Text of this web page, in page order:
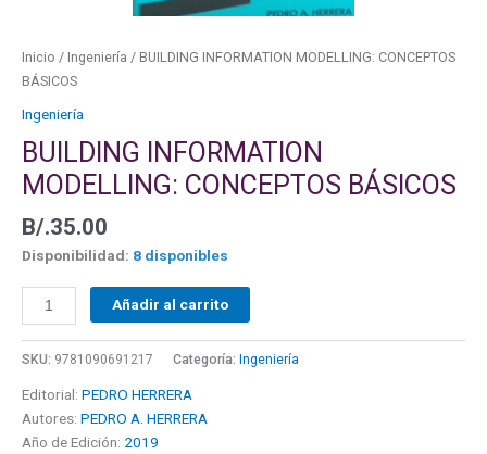
Inicio / Ingeniería / BUILDING INFORMATION MODELLING: CONCEPTOS
BÁSICOS
Ingeniería
BUILDING INFORMATION
MODELLING: CONCEPTOS BÁSICOS
B/.35.00
Disponibilidad: 8 disponibles
Añadir al carrito
SKU: 9781090691217 Categoría: Ingeniería
Editorial: PEDRO HERRERA
Autores: PEDRO A. HERRERA
Año de Edición: 2019